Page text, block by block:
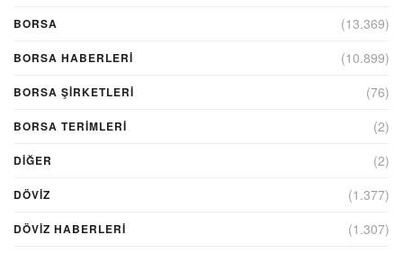
BORSA (13.369)
BORSA HABERLERI (10.899)
BORSA ŞIRKETLERI (76)
BORSA TERIMLERI (2)
DIĞER (2)
DÖVİZ (1.377)
DÖVIZ HABERLERI (1.307)